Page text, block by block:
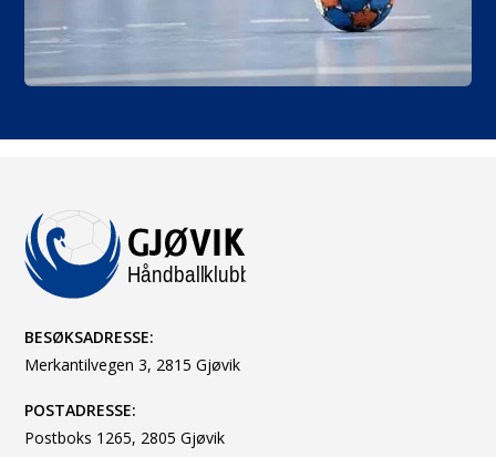
BESØKSADRESSE:
Merkantilvegen 3, 2815 Gjøvik
POSTADRESSE:
Postboks 1265, 2805 Gjøvik